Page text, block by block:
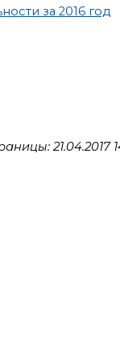
за 2016 год
21.04.2017